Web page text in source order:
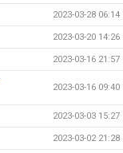
2023-03-28 06:14
2023-03-20 14:26
2023-03-16 21:57
2023-03-16 09:40
2023-03-03 15:27
2023-03-02 21:28